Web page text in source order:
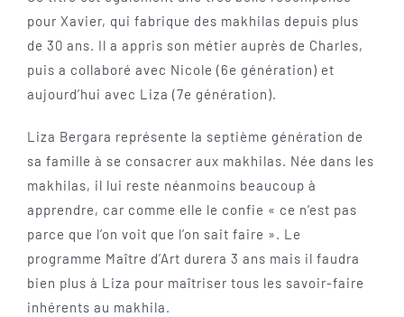
pour Xavier, qui fabrique des makhilas depuis plus
de 30 ans. Il a appris son métier auprès de Charles,
puis a collaboré avec Nicole (6e génération) et
aujourd’hui avec Liza (7e génération).
Liza Bergara représente la septième génération de
sa famille à se consacrer aux makhilas. Née dans les
makhilas, il lui reste néanmoins beaucoup à
apprendre, car comme elle le confie « ce n’est pas
parce que l’on voit que l’on sait faire ». Le
programme Maître d’Art durera 3 ans mais il faudra
bien plus à Liza pour maîtriser tous les savoir-faire
inhérents au makhila.